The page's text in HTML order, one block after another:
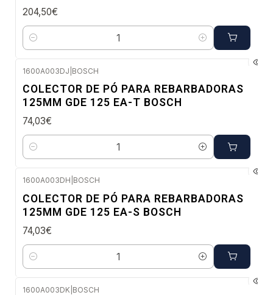
204,50€
Quantidade
1600A003DJ BOSCH
COLECTOR DE PÓ PARA REBARBADORAS
125MM GDE 125 EA-T BOSCH
74,03€
Quantidade
1600A003DH BOSCH
COLECTOR DE PÓ PARA REBARBADORAS
125MM GDE 125 EA-S BOSCH
74,03€
Quantidade
1600A003DK BOSCH